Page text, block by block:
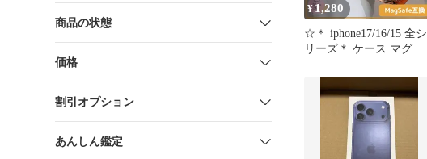
商品の状態
価格
割引オプション
あんしん鑑定
¥1,280
☆＊ iphone17/16/15 全シ
リーズ＊ ケース マグセ
17Air 15ProMax 15Pro
15Plus 16ProMax 16Pro
16Plus 16e オレンジ クリ
ア レンズ保護 耐衝撃